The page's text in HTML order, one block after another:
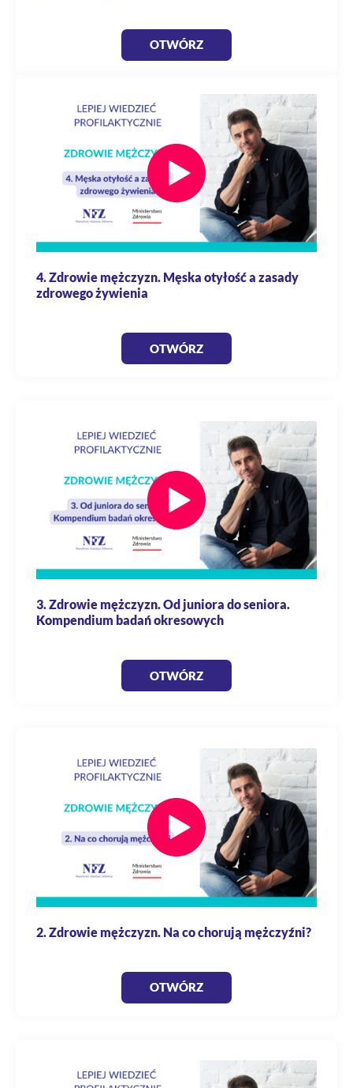
OTWÓRZ
4. Zdrowie mężczyzn. Męska otyłość a zasady
zdrowego żywienia
OTWÓRZ
3. Zdrowie mężczyzn. Od juniora do seniora.
Kompendium badań okresowych
OTWÓRZ
2. Zdrowie mężczyzn. Na co chorują mężczyźni?
OTWÓRZ